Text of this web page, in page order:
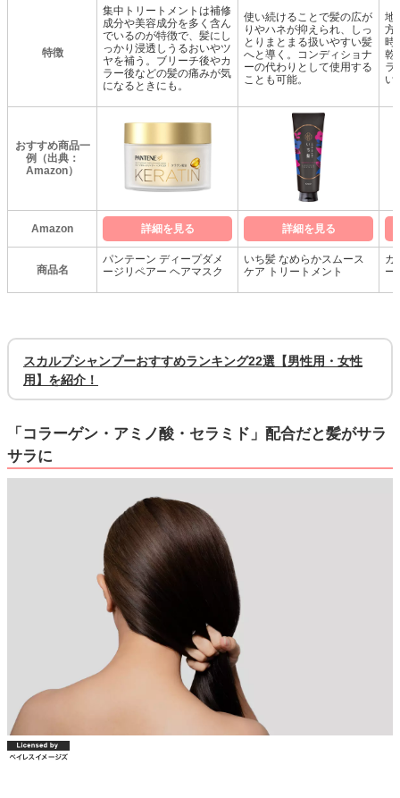
特徴
集中トリートメントは補修
成分や美容成分を多く含ん
でいるのが特徴で、髪にし
っかり浸透しうるおいやツ
ヤを補う。ブリーチ後やカ
ラー後などの髪の痛みが気
になるときにも。
使い続けることで髪の広が
りやハネが抑えられ、しっ
とりまとまる扱いやすい髪
へと導く。コンディショナ
ーの代わりとして使用する
ことも可能。
地
方
時
乾
ラ
い
おすすめ商品一
例（出典：
Amazon）
Amazon 詳細を見る 詳細を見る
商品名
パンテーン ディープダメ
ージリペアー ヘアマスク
いち髪 なめらかスムース
ケア トリートメント
カ
ー
スカルプシャンプーおすすめランキング22選【男性用・女性
用】を紹介！
「コラーゲン・アミノ酸・セラミド」配合だと髪がサラ
サラに